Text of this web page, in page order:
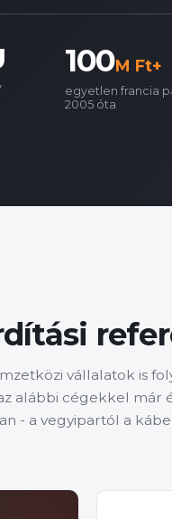
100M Ft+
egyetlen francia
2005 óta
vállalatok is
alábbi cégekkel már
- a vegyipartól a